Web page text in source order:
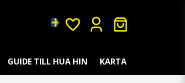
GUIDE TILL HUA HIN KARTA